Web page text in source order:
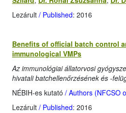
Lezárult / Published: 2016
Benefits of official batch control
immunological VMPs
Az immunológiai állatorvosi
hivatali batchellenőrzésének és -
NÉBIH-es kutató / Authors (NFCSO
Lezárult / Published: 2016